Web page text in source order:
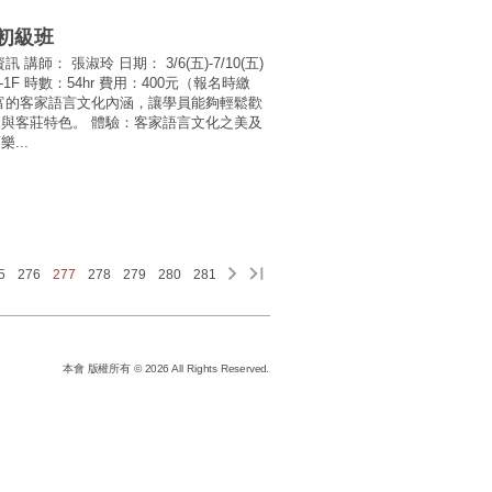
級班
講師： 張淑玲 日期： 3/6(五)-7/10(五)
時數：54hr 費用：400元（報名時繳
客家語言文化內涵，讓學員能夠輕鬆歡
客莊特色。 體驗：客家語言文化之美及
...
276 277 278 279 280 281
本會 版權所有 © 2026 All Rights Reserved.